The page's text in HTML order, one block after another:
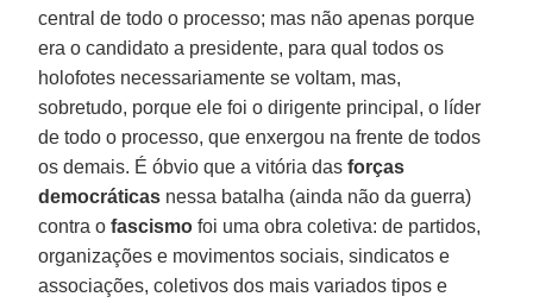
central de todo o processo; mas não apenas porque
era o candidato a presidente, para qual todos os
holofotes necessariamente se voltam, mas,
sobretudo, porque ele foi o dirigente principal, o líder
de todo o processo, que enxergou na frente de todos
os demais. É óbvio que a vitória dasforças
democráticas nessa batalha (ainda não da guerra)
contra ofascismo foi uma obra coletiva: de partidos,
organizações e movimentos sociais, sindicatos e
associações, coletivos dos mais variados tipos e